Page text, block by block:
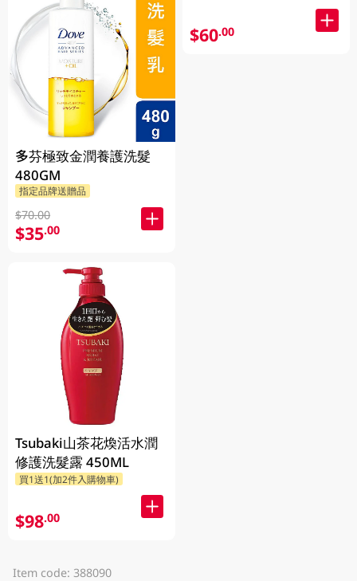
多芬極致金潤養護洗髮
480GM
指定品牌送贈品
$70.00
$35.00
Tsubaki山茶花煥活水潤
修護洗髮露 450ML
買1送1(加2件入購物車)
$98.00
$60.00
Item code: 388090